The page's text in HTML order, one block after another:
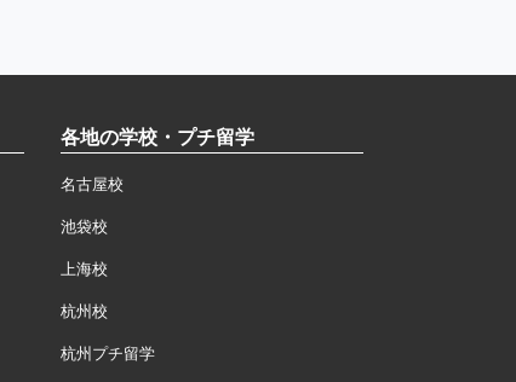
各地の学校・プチ留学
名古屋校
池袋校
上海校
杭州校
杭州プチ留学